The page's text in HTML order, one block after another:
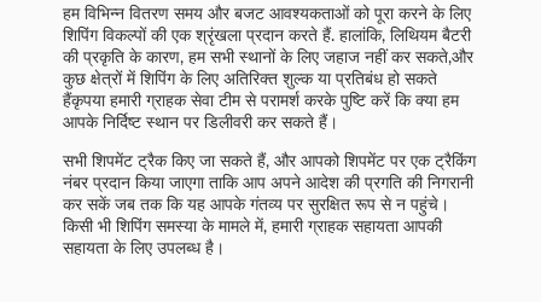
हम विभिन्न वितरण समय और बजट आवश्यकताओं को पूरा करने के लिए
शिपिंग विकल्पों की एक श्रृंखला प्रदान करते हैं. हालांकि, लिथियम बैटरी
की प्रकृति के कारण, हम सभी स्थानों के लिए जहाज नहीं कर सकते,और
कुछ क्षेत्रों में शिपिंग के लिए अतिरिक्त शुल्क या प्रतिबंध हो सकते
हैंकृपया हमारी ग्राहक सेवा टीम से परामर्श करके पुष्टि करें कि क्या हम
आपके निर्दिष्ट स्थान पर डिलीवरी कर सकते हैं।
सभी शिपमेंट ट्रैक किए जा सकते हैं, और आपको शिपमेंट पर एक ट्रैकिंग
नंबर प्रदान किया जाएगा ताकि आप अपने आदेश की प्रगति की निगरानी
कर सकें जब तक कि यह आपके गंतव्य पर सुरक्षित रूप से न पहुंचे।
किसी भी शिपिंग समस्या के मामले में, हमारी ग्राहक सहायता आपकी
सहायता के लिए उपलब्ध है।